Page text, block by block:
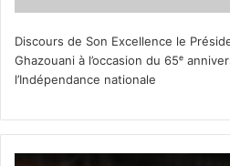
Discours de Son Excellence le
Ghazouani à l’occasion du 65ᵉ
l’Indépendance nationale